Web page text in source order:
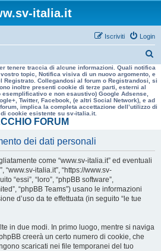
italia.it
Login
Iscriviti
e
r
a
tenere traccia di alcune informazioni. Quali notifica
topic, Notifica visiva di un nuovo argomento, e
Registrato. Collegandosi al forum o Registrandosi, si
inoltre presenti cookie di terze parti, esterni al
e non esaustivo) Google Adsense,
Twitter, Facebook, (e altri Social Network), e ad
implica la completa accettazione dell’utilizzo di
cookie esistente su sv-italia.it.
FORUM
dei dati personali
come “www.sv-italia.it” ed eventuali
“www.sv-italia.it”, “https://www.sv-
“essi”, “loro”, “phpBB software”,
“phpBB Teams”) usano le informazioni
d’uso da te effettuata (in seguito “le tue
in due modi. In primo luogo, mentre si naviga
creerà un certo numero di cookie, che
scaricati nei file temporanei del tuo